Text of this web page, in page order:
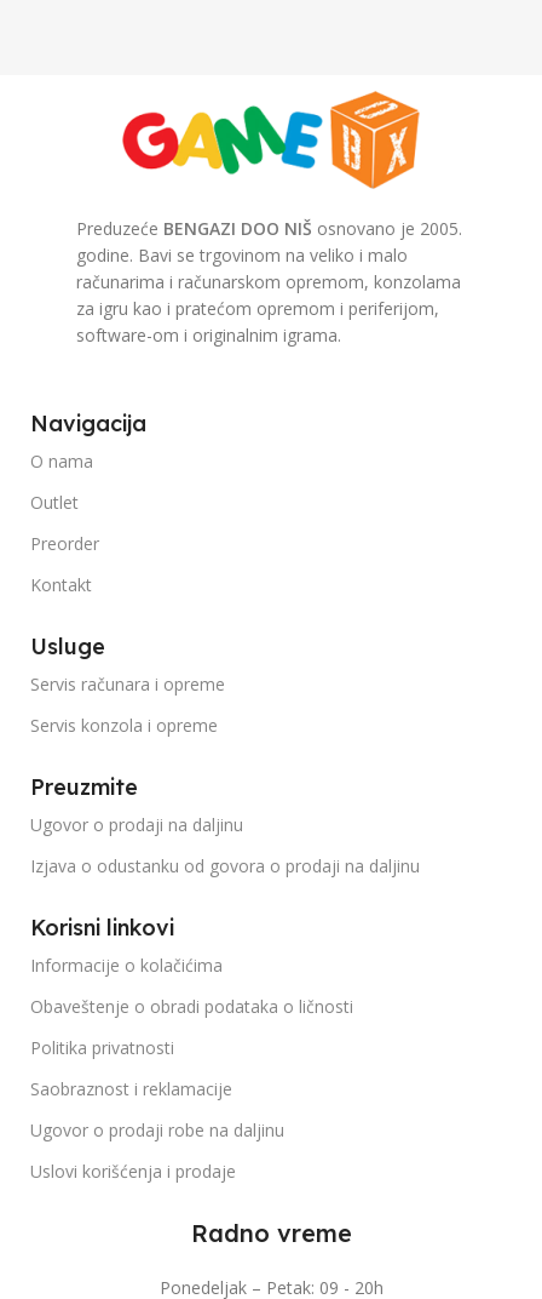
Preduzeće BENGAZI DOO NIŠ osnovano je 2005.
godine. Bavi se trgovinom na veliko i malo
računarima i računarskom opremom, konzolama
za igru kao i pratećom opremom i periferijom,
software-om i originalnim igrama.
Navigacija
O nama
Outlet
Preorder
Kontakt
Usluge
Servis računara i opreme
Servis konzola i opreme
Preuzmite
Ugovor o prodaji na daljinu
Izjava o odustanku od govora o prodaji na daljinu
Korisni linkovi
Informacije o kolačićima
Obaveštenje o obradi podataka o ličnosti
Politika privatnosti
Saobraznost i reklamacije
Ugovor o prodaji robe na daljinu
Uslovi korišćenja i prodaje
Radno vreme
Ponedeljak – Petak: 09 - 20h